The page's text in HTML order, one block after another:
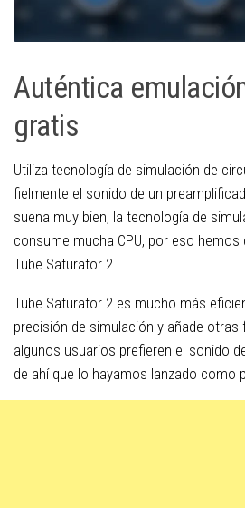
Auténtica
gratis
Utiliza tecnología de simulación de
fielmente el sonido de un
suena muy bien, la tecnología de
consume mucha CPU, por eso
Tube Saturator 2.
Tube Saturator 2 es mucho más
precisión de simulación y añade otras
algunos usuarios prefieren el sonido
de ahí que lo hayamos lanzado como